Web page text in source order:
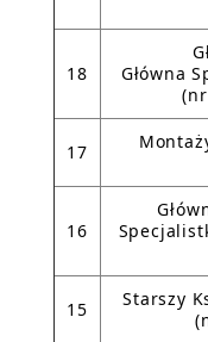
18
Główna
17
16
15
Starszy